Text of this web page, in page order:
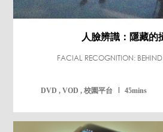
人臉辨識：隱藏的
FACIAL RECOGNITION:
DVD , VOD , 校園平台 45mins